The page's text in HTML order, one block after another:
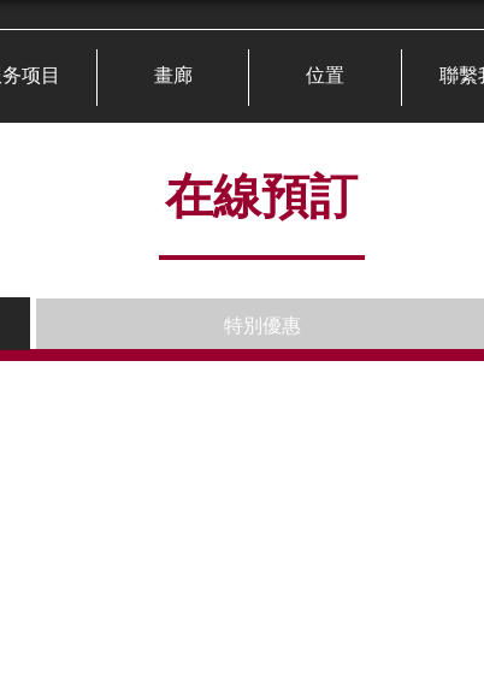
项目 畫廊 位置 聯繫
在線預訂
特別優惠